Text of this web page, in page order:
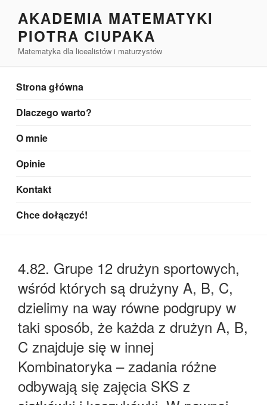
treści
AKADEMIA MATEMATYKI
PIOTRA CIUPAKA
Matematyka dla licealistów i maturzystów
Strona główna
Dlaczego warto?
O mnie
Opinie
Kontakt
Chce dołączyć!
4.82. Grupe 12 drużyn sportowych,
wśród których są drużyny A, B, C,
dzielimy na way równe podgrupy w
taki sposób, że każda z drużyn A, B,
C znajduje się w innej
Kombinatoryka – zadania różne
odbywają się zajęcia SKS z